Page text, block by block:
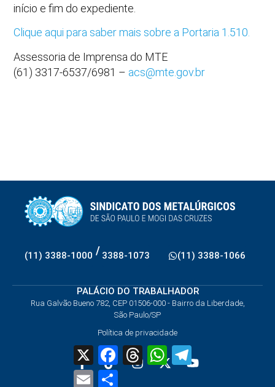
início e fim do expediente.
Clique aqui para saber mais sobre a Portaria 1.510.
Assessoria de Imprensa do MTE
(61) 3317-6537/6981 – acs@mte.gov.br
(11) 3388-1000 / 3388-1073 (11) 3388-1066
PALÁCIO DO TRABALHADOR
Rua Galvão Bueno 782, CEP 01506-000 - Bairro da Liberdade,
São Paulo/SP
Política de privacidade
X FacebookThreadsWhatsApp
Email